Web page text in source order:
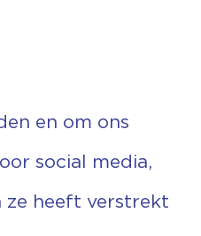
en om ons
social media,
ze heeft verstrekt